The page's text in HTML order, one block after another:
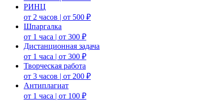
РИНЦ
от 2 часов | от 500 ₽
Шпаргалка
от 1 часа | от 300 ₽
Дистанционная задача
от 1 часа | от 300 ₽
Творческая работа
от 3 часов | от 200 ₽
Антиплагиат
от 1 часа | от 100 ₽